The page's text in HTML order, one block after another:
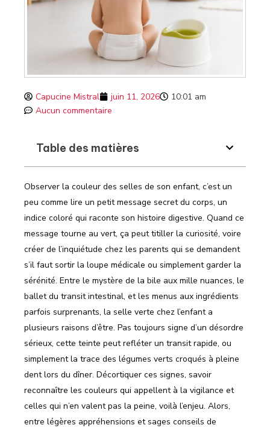
Capucine Mistral juin 11, 2026
10:01 am
Aucun commentaire
Table des matières
Observer la couleur des selles de son enfant, c’est un
peu comme lire un petit message secret du corps, un
indice coloré qui raconte son histoire digestive. Quand ce
message tourne au vert, ça peut titiller la curiosité, voire
créer de l’inquiétude chez les parents qui se demandent
s’il faut sortir la loupe médicale ou simplement garder la
sérénité. Entre le mystère de la bile aux mille nuances, le
ballet du transit intestinal, et les menus aux ingrédients
parfois surprenants, la selle verte chez l’enfant a
plusieurs raisons d’être. Pas toujours signe d’un désordre
sérieux, cette teinte peut refléter un transit rapide, ou
simplement la trace des légumes verts croqués à pleine
dent lors du dîner. Décortiquer ces signes, savoir
reconnaître les couleurs qui appellent à la vigilance et
celles qui n’en valent pas la peine, voilà l’enjeu. Alors,
entre légères appréhensions et sages conseils de